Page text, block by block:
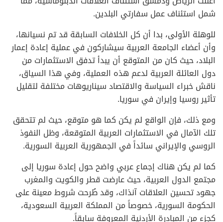
شمل استئناف عمل سفارتي البلدين.
للوهلة الأولى، بدا أن كل الخلافات السابقة قد تم نسيانها،
وأن أعضاء الجامعة العربية سيشاركون في عملية إعادة إعمار
البلاد، حيث كان من المتوقع أن يبدأ تدفق الاستثمارات من
دول العائلة العربية لدعم هذه العملية، وفي هذا السياق،
ناقش خبراء السياسة والاقتصاد سيناريوهات مختلفة لتقليل
تأثير روسيا وإيران في سوريا.
ومع ذلك، فإن الواقع لم يكن كما هو متوقع، حيث لم تتحقق
تلك الآمال في الاستثمارات العربية المتوقعة، وظل النفوذ
الروسي والإيراني سائداً في الجمهورية العربية السورية.
كما لم يكن هناك إجماع عربي واضح حول إعادة سوريا إلى
مجتمع الدول العربية، حيث عارضت قطر والكويت والمغرب
جهود تحسين العلاقات آنذاك، وقد طُرحت شروط معينة على
الحكومة السورية، خصوصاً من المملكة العربية السعودية،
كجزء من المبادرة الأردنية المعروفة سابقاً.